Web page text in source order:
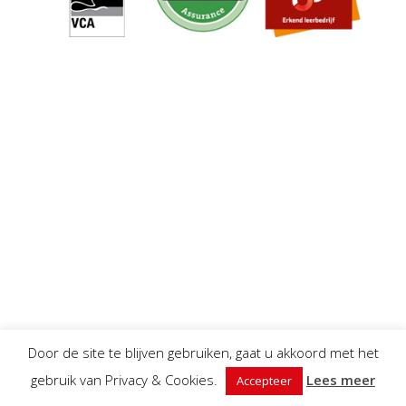
Door de site te blijven gebruiken, gaat u akkoord met het
gebruik van Privacy & Cookies.
Accepteer Lees meer